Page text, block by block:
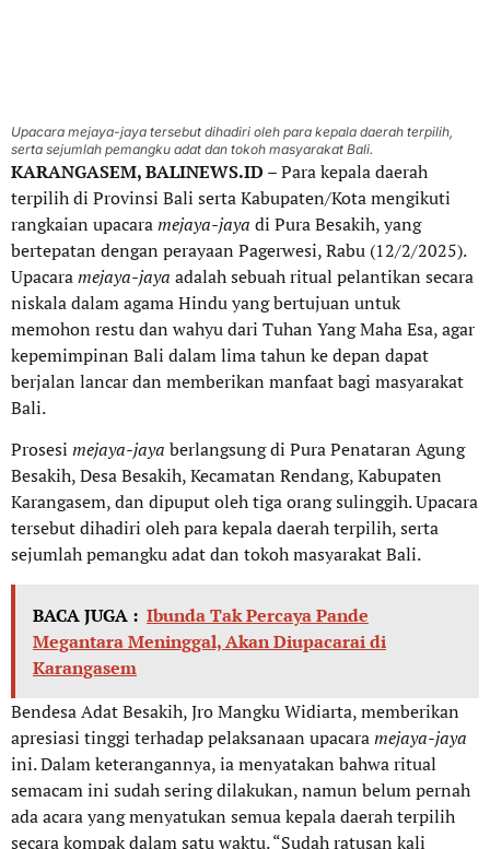
Upacara mejaya-jaya tersebut dihadiri oleh para kepala daerah terpilih,
serta sejumlah pemangku adat dan tokoh masyarakat Bali.
KARANGASEM, BALINEWS.ID– Para kepala daerah
terpilih di Provinsi Bali serta Kabupaten/Kota mengikuti
rangkaian upacaramejaya-jaya di Pura Besakih, yang
bertepatan dengan perayaan Pagerwesi, Rabu (12/2/2025).
Upacaramejaya-jaya adalah sebuah ritual pelantikan secara
niskala dalam agama Hindu yang bertujuan untuk
memohon restu dan wahyu dari Tuhan Yang Maha Esa, agar
kepemimpinan Bali dalam lima tahun ke depan dapat
berjalan lancar dan memberikan manfaat bagi masyarakat
Bali.
Prosesi mejaya-jaya berlangsung di Pura Penataran Agung
Besakih, Desa Besakih, Kecamatan Rendang, Kabupaten
Karangasem, dan dipuput oleh tiga orang sulinggih. Upacara
tersebut dihadiri oleh para kepala daerah terpilih, serta
sejumlah pemangku adat dan tokoh masyarakat Bali.
BACA JUGA : Ibunda Tak Percaya Pande
Megantara Meninggal, Akan Diupacarai di
Karangasem
Bendesa Adat Besakih, Jro Mangku Widiarta, memberikan
apresiasi tinggi terhadap pelaksanaan upacaramejaya-jaya
ini. Dalam keterangannya, ia menyatakan bahwa ritual
semacam ini sudah sering dilakukan, namun belum pernah
ada acara yang menyatukan semua kepala daerah terpilih
secara kompak dalam satu waktu. “Sudah ratusan kali